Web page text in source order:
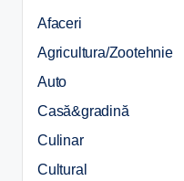
Afaceri
Agricultura/Zootehnie
Auto
Casă&gradină
Culinar
Cultural